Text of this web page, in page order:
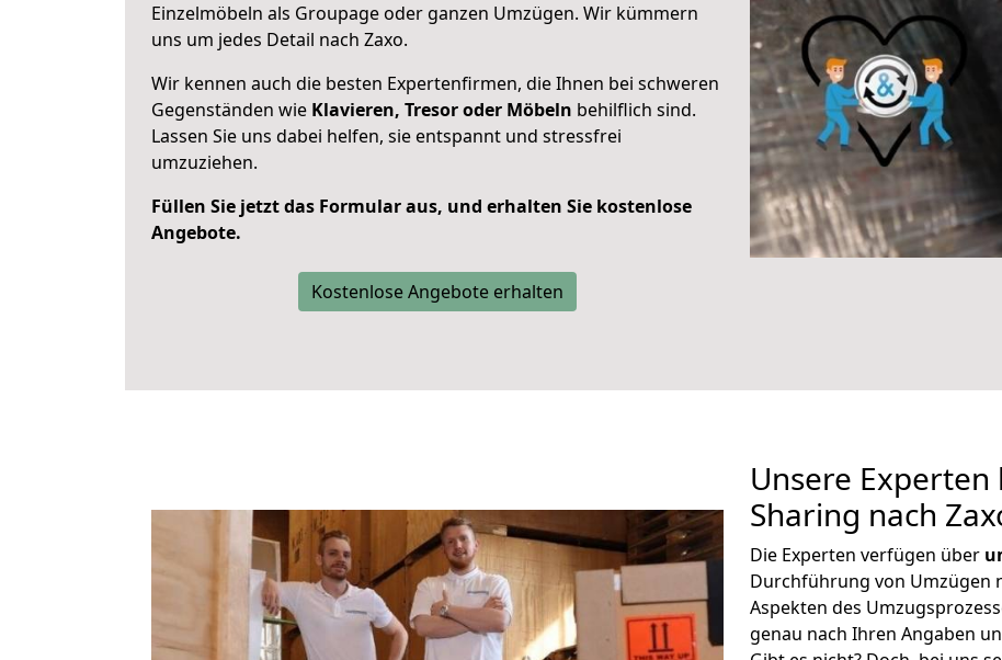
Einzelmöbeln als Groupage oder ganzen Umzügen. Wir kümmern
uns um jedes Detail nach Zaxo.
Wir kennen auch die besten Expertenfirmen, die Ihnen bei schweren
Gegenständen wie Klavieren, Tresor oder Möbeln behilflich sind.
Lassen Sie uns dabei helfen, sie entspannt und stressfrei
umzuziehen.
Füllen Sie jetzt das Formular aus, und erhalten Sie kostenlose
Angebote.
Kostenlose Angebote erhalten
Unsere
Sharing nach
Die Experten verfügen über
Durchführung von Umzügen
Aspekten des
genau nach Ihren Angaben